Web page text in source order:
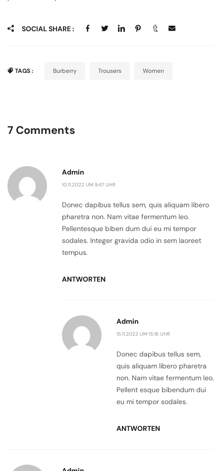
SOCIAL SHARE :
TAGS : Burberry Trousers Women
7 Comments
Admin
10.11.2022 UM 9:47 UHR
Donec dapibus tellus sem, quis aliquam libero
pharetra non. Nam vitae fermentum leo.
Pellentesque biben dum dui eu mi tempor
sodales. Integer gravida odio in sem laoreet
tempus.
ANTWORTEN
Admin
15.11.2022 UM 15:16 UHR
Donec dapibus tellus sem,
quis aliquam libero pharetra
non. Nam vitae fermentum leo.
Pellent esque bibendum dui
eu mi tempor sodales.
ANTWORTEN